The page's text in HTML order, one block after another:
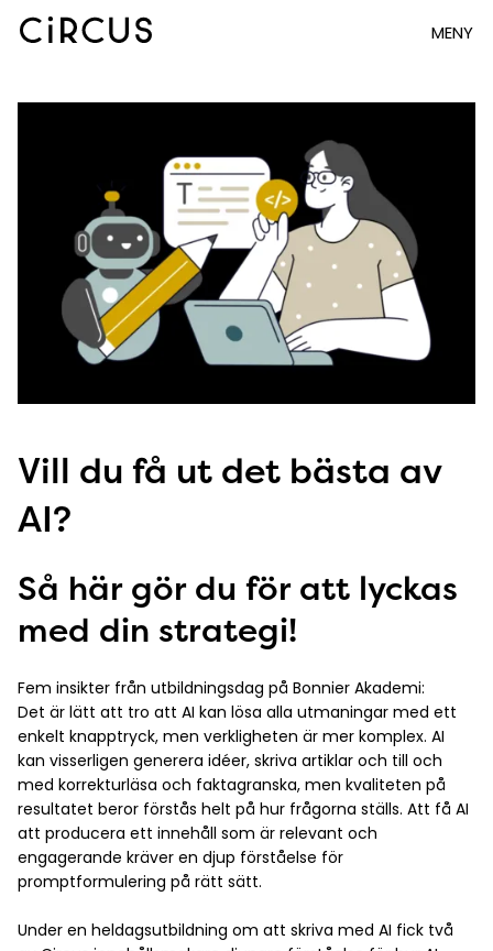
MENY
Vill du få ut det bästa av
AI?
Så här gör du för att lyckas
med din strategi!
Fem insikter från utbildningsdag på Bonnier Akademi:
Det är lätt att tro att AI kan lösa alla utmaningar med ett
enkelt knapptryck, men verkligheten är mer komplex. AI
kan visserligen generera idéer, skriva artiklar och till och
med korrekturläsa och faktagranska, men kvaliteten på
resultatet beror förstås helt på hur frågorna ställs. Att få AI
att producera ett innehåll som är relevant och
engagerande kräver en djup förståelse för
promptformulering på rätt sätt.
Under en heldagsutbildning om att skriva med AI fick två